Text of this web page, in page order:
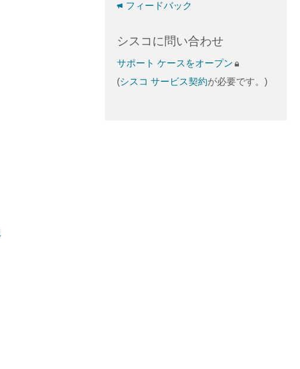
フィードバック
シスコに問い合わせ
サポート ケースをオープン
(シスコ サービス契約が必要です。)